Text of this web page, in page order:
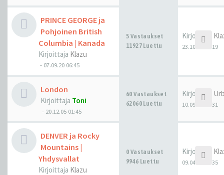
PRINCE GEORGE ja
Pohjoinen British
Columbia | Kanada
Kirjoittaja Klazu
- 07.09.20 06:45
5 Vastaukset
11927 Luettu
Kirjoittaja
23.10.20 04:19
London
Kirjoittaja Toni
- 20.12.05 01:45
60 Vastaukset
62060 Luettu
Kirjoittaja
10.09.20 19:31
DENVER ja Rocky
Mountains |
Yhdysvallat
Kirjoittaja Klazu
0 Vastaukset
9946 Luettu
Kirjoittaja
09.04.20 06:35